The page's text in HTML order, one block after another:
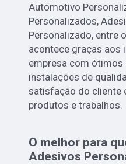
Automotivo
Personalizados,
Personalizado, entre
acontece graças aos
empresa com
instalações de
satisfação do cliente
produtos e trabalhos.
O melhor para
Adesivos